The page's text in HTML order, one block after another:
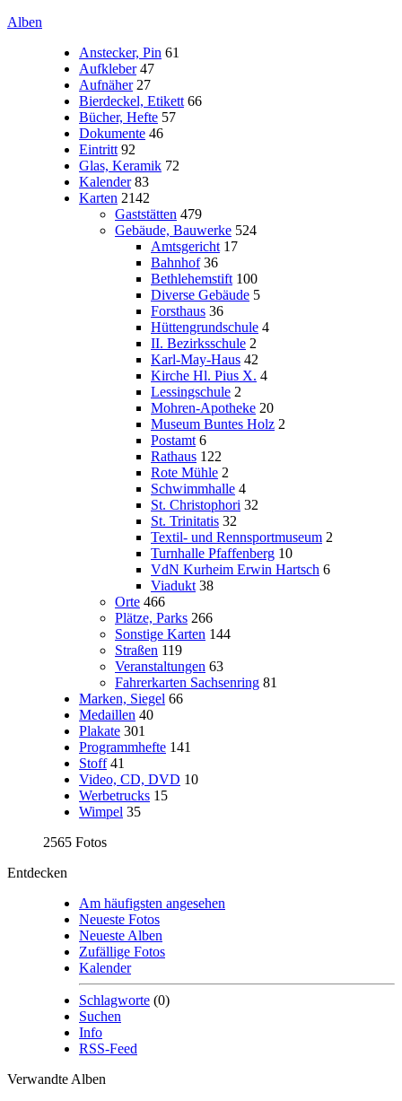
Alben
Anstecker, Pin 61
Aufkleber 47
Aufnäher 27
Bierdeckel, Etikett 66
Bücher, Hefte 57
Dokumente 46
Eintritt 92
Glas, Keramik 72
Kalender 83
Karten 2142
Gaststätten 479
Gebäude, Bauwerke 524
Amtsgericht 17
Bahnhof 36
Bethlehemstift 100
Diverse Gebäude 5
Forsthaus 36
Hüttengrundschule 4
II. Bezirksschule 2
Karl-May-Haus 42
Kirche Hl. Pius X. 4
Lessingschule 2
Mohren-Apotheke 20
Museum Buntes Holz 2
Postamt 6
Rathaus 122
Rote Mühle 2
Schwimmhalle 4
St. Christophori 32
St. Trinitatis 32
Textil- und Rennsportmuseum 2
Turnhalle Pfaffenberg 10
VdN Kurheim Erwin Hartsch 6
Viadukt 38
Orte 466
Plätze, Parks 266
Sonstige Karten 144
Straßen 119
Veranstaltungen 63
Fahrerkarten Sachsenring 81
Marken, Siegel 66
Medaillen 40
Plakate 301
Programmhefte 141
Stoff 41
Video, CD, DVD 10
Werbetrucks 15
Wimpel 35
2565 Fotos
Entdecken
Am häufigsten angesehen
Neueste Fotos
Neueste Alben
Zufällige Fotos
Kalender
Schlagworte (0)
Suchen
Info
RSS-Feed
Verwandte Alben